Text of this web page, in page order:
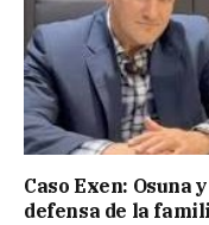
Caso Exen: Osuna
defensa de la